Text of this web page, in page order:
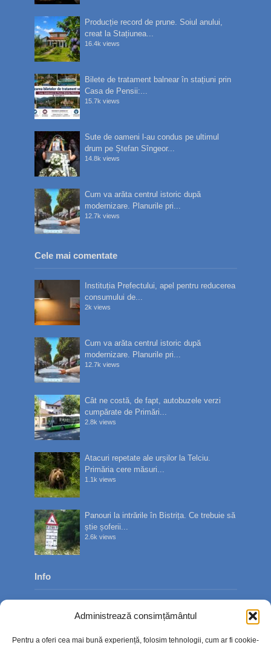
Administrează consimțământul
Pentru a oferi cea mai bună experiență, folosim tehnologii, cum ar fi cookie-
Producție record de prune. Soiul anului,
creat la Stațiunea...
16.4k views
Bilete de tratament balnear în stațiuni prin
Casa de Pensii:...
15.7k views
Sute de oameni l-au condus pe ultimul
drum pe Ștefan Sîngeor...
14.8k views
Cum va arăta centrul istoric după
modernizare. Planurile pri...
12.7k views
Cele mai comentate
Instituția Prefectului, apel pentru reducerea
consumului de...
2k views
Cum va arăta centrul istoric după
modernizare. Planurile pri...
12.7k views
Cât ne costă, de fapt, autobuzele verzi
cumpărate de Primări...
2.8k views
Atacuri repetate ale urșilor la Telciu.
Primăria cere măsuri...
1.1k views
Panouri la intrările în Bistrița. Ce trebuie să
știe șoferii...
2.6k views
Info